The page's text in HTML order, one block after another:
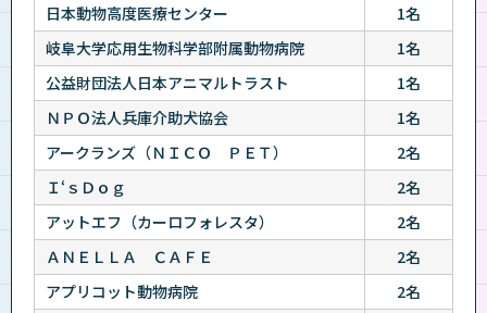
日本動物高度医療センター
1名
岐阜大学応用生物科学部附属動物病院
1名
公益財団法人日本アニマルトラスト
1名
ＮＰＯ法人兵庫介助犬協会
1名
アークランズ（ＮＩＣＯ ＰＥＴ）
2名
Ｉ‘ｓＤｏｇ
2名
アットエフ（カーロフォレスタ）
2名
ＡＮＥＬＬＡ ＣＡＦＥ
2名
アプリコット動物病院
2名